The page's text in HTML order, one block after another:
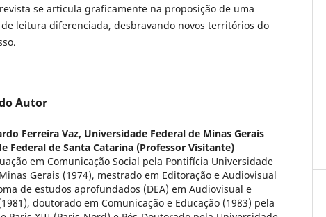
se articula graficamente na proposição de uma
leitura diferenciada, desbravando novos territórios do
Autor
Ferreira Vaz, Universidade Federal de Minas Gerais
Federal de Santa Catarina (Professor Visitante)
em Comunicação Social pela Pontifícia Universidade
Gerais (1974), mestrado em Editoração e Audiovisual
de estudos aprofundados (DEA) em Audiovisual e
doutorado em Comunicação e Educação (1983) pela